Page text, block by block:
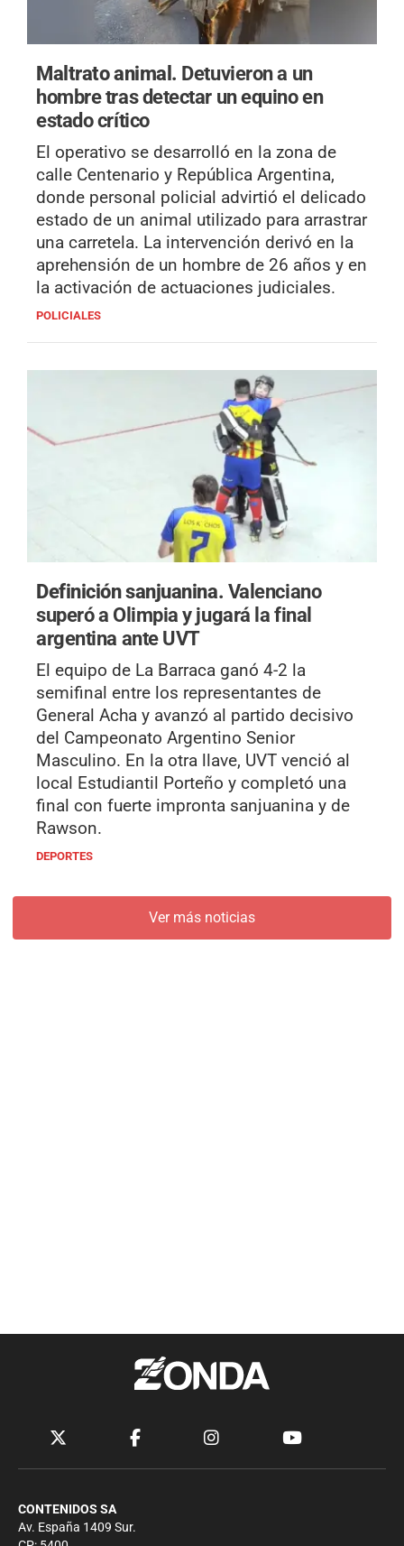
Maltrato animal. Detuvieron a un
hombre tras detectar un equino en
estado crítico
El operativo se desarrolló en la zona de
calle Centenario y República Argentina,
donde personal policial advirtió el delicado
estado de un animal utilizado para arrastrar
una carretela. La intervención derivó en la
aprehensión de un hombre de 26 años y en
la activación de actuaciones judiciales.
POLICIALES
Definición sanjuanina. Valenciano
superó a Olimpia y jugará la final
argentina ante UVT
El equipo de La Barraca ganó 4-2 la
semifinal entre los representantes de
General Acha y avanzó al partido decisivo
del Campeonato Argentino Senior
Masculino. En la otra llave, UVT venció al
local Estudiantil Porteño y completó una
final con fuerte impronta sanjuanina y de
Rawson.
DEPORTES
Ver más noticias
CONTENIDOS SA
Av. España 1409 Sur.